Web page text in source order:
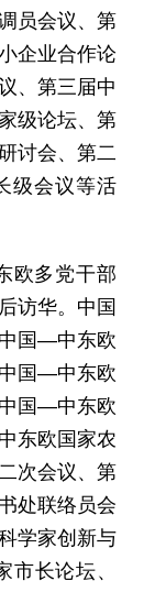
员会议、第
企业合作论
、第三届中
级论坛、第
讨会、第二
级会议等活
欧多党干部
访华。中国
国—中东欧
国—中东欧
国—中东欧
东欧国家农
次会议、第
处联络员会
学家创新与
长论坛、